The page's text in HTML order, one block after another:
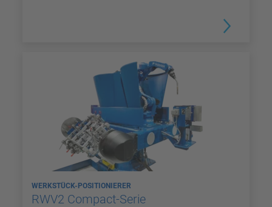
WERKSTÜCK-POSITIONIERER
RWV2 Compact-Serie